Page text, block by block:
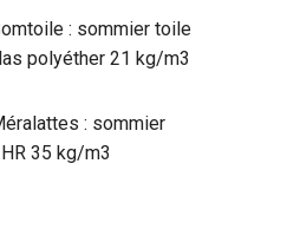
: sommier toile
polyéther 21 kg/m3
: sommier
35 kg/m3